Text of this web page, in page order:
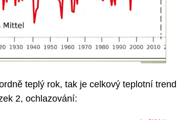
teplý rok, tak je celkový teplotní
2, ochlazování: